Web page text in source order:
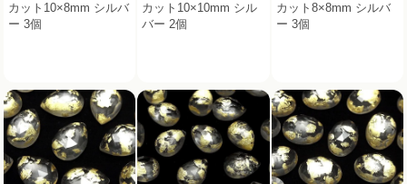
カット10×8mm シルバ
ー 3個
カット10×10mm シル
バー 2個
カット8×8mm シルバ
ー 3個